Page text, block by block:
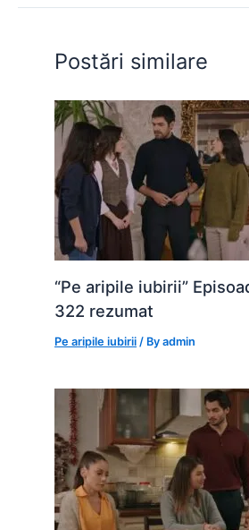
o
o
k
p
p
n
g
er
Postări similare
“Pe aripile iubirii”
322 rezumat
Pe aripile iubirii / Byadmin